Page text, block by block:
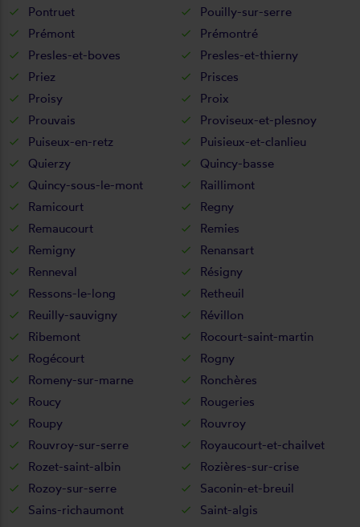
Pontruet
Pouilly-sur-serre
Prémont
Prémontré
Presles-et-boves
Presles-et-thierny
Priez
Prisces
Proisy
Proix
Prouvais
Proviseux-et-plesnoy
Puiseux-en-retz
Puisieux-et-clanlieu
Quierzy
Quincy-basse
Quincy-sous-le-mont
Raillimont
Ramicourt
Regny
Remaucourt
Remies
Remigny
Renansart
Renneval
Résigny
Ressons-le-long
Retheuil
Reuilly-sauvigny
Révillon
Ribemont
Rocourt-saint-martin
Rogécourt
Rogny
Romeny-sur-marne
Ronchères
Roucy
Rougeries
Roupy
Rouvroy
Rouvroy-sur-serre
Royaucourt-et-chailvet
Rozet-saint-albin
Rozières-sur-crise
Rozoy-sur-serre
Saconin-et-breuil
Sains-richaumont
Saint-algis